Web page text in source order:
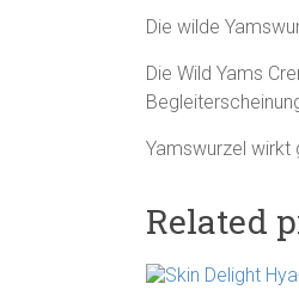
Die wilde
Die Wild Yams
Yamswurzel wirkt
Related